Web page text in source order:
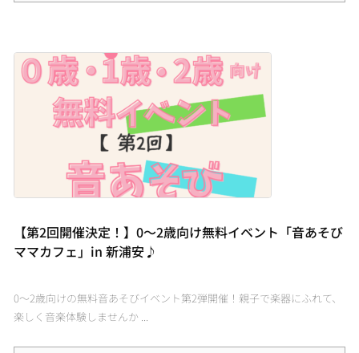
【第2回開催決定！】0〜2歳向け無料イベント「音あそび
ママカフェ」in 新浦安♪
0〜2歳向けの無料音あそびイベント第2弾開催！親子で楽器にふれて、
楽しく音楽体験しませんか ...